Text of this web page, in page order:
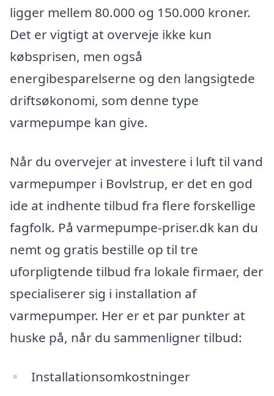
ligger mellem 80.000 og 150.000 kroner.
Det er vigtigt at overveje ikke kun
købsprisen, men også
energibesparelserne og den langsigtede
driftsøkonomi, som denne type
varmepumpe kan give.
Når du overvejer at investere i luft til vand
varmepumper i Bovlstrup, er det en god
ide at indhente tilbud fra flere forskellige
fagfolk. På varmepumpe-priser.dk kan du
nemt og gratis bestille op til tre
uforpligtende tilbud fra lokale firmaer, der
specialiserer sig i installation af
varmepumper. Her er et par punkter at
huske på, når du sammenligner tilbud:
Installationsomkostninger